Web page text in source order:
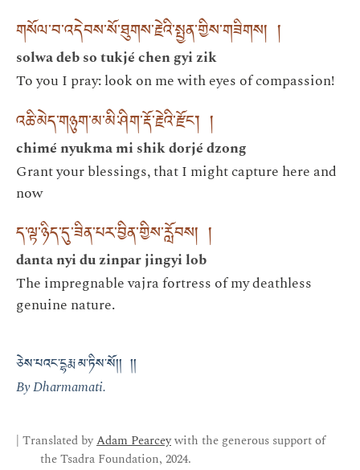
གསོལ་བ་འདེབས་སོ་ཐུགས་རྗེའི་སྤྱན་གྱིས་གཟིགས། །
solwa deb so tukjé chen gyi zik
To you I pray: look on me with eyes of compassion!
འཆི་མེད་གཉུག་མ་མི་ཤིག་རྡོ་རྗེའི་རྫོང་། །
chimé nyukma mi shik dorjé dzong
Grant your blessings, that I might capture here and
now
ད་ལྟ་ཉིད་དུ་ཟིན་པར་བྱིན་གྱིས་རློབས། །
danta nyi du zinpar jingyi lob
The impregnable vajra fortress of my deathless
genuine nature.
ཅེས་པའང་དྷརྨ་མ་ཏིས་སོ།། །།
By Dharmamati.
| Translated byAdam Pearceywith the generous support of
the Tsadra Foundation, 2024.